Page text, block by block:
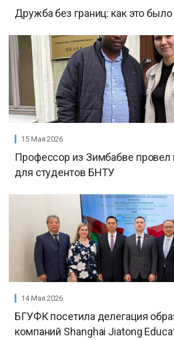
Дружба без границ: как это
15 Мая 2026
Профессор из Зимбабве провел
для студентов БНТУ
14 Мая 2026
БГУФК посетила делегация
компаний Shanghai Jiatong